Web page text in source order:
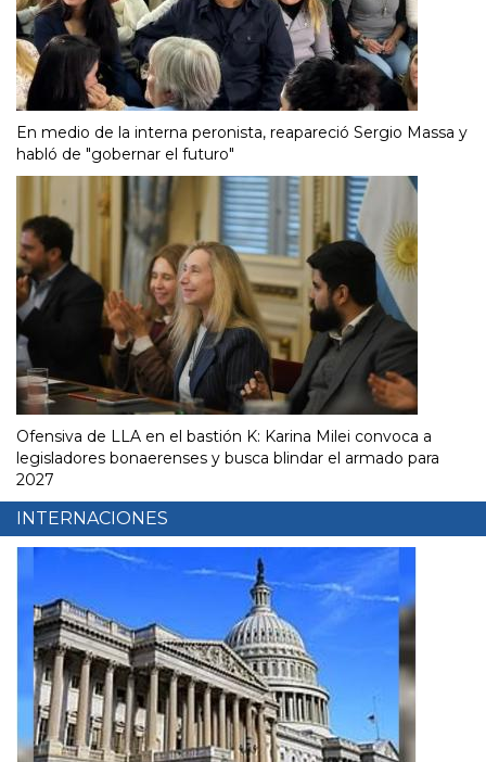
En medio de la interna peronista, reapareció Sergio Massa y
habló de "gobernar el futuro"
Ofensiva de LLA en el bastión K: Karina Milei convoca a
legisladores bonaerenses y busca blindar el armado para
2027
INTERNACIONES